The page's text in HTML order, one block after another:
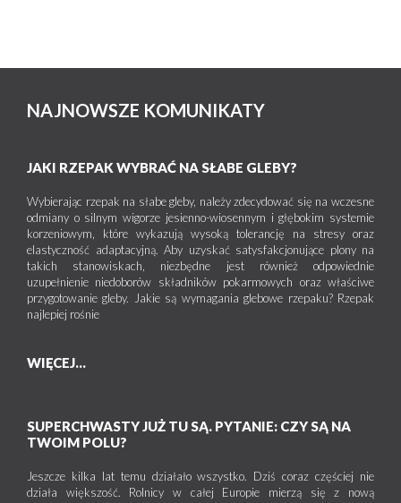
NAJNOWSZE KOMUNIKATY
JAKI RZEPAK WYBRAĆ NA SŁABE GLEBY?
Wybierając rzepak na słabe gleby, należy zdecydować się na wczesne
odmiany o silnym wigorze jesienno-wiosennym i głębokim systemie
korzeniowym, które wykazują wysoką tolerancję na stresy oraz
elastyczność adaptacyjną. Aby uzyskać satysfakcjonujące plony na
takich stanowiskach, niezbędne jest również odpowiednie
uzupełnienie niedoborów składników pokarmowych oraz właściwe
przygotowanie gleby. Jakie są wymagania glebowe rzepaku? Rzepak
najlepiej rośnie
WIĘCEJ...
SUPERCHWASTY JUŻ TU SĄ. PYTANIE: CZY SĄ NA
TWOIM POLU?
Jeszcze kilka lat temu działało wszystko. Dziś coraz częściej nie
działa większość. Rolnicy w całej Europie mierzą się z nową